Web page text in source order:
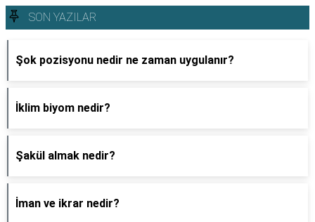
SON YAZILAR
Şok pozisyonu nedir ne zaman uygulanır?
İklim biyom nedir?
Şakül almak nedir?
İman ve ikrar nedir?